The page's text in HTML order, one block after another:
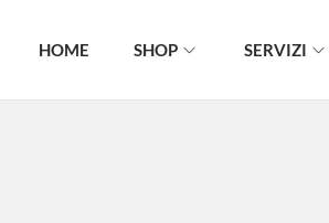
HOME SHOP SERVIZI